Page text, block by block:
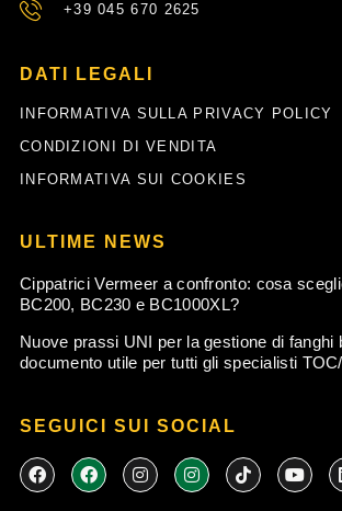
+39 045 670 2625
DATI LEGALI
INFORMATIVA SULLA PRIVACY POLICY
CONDIZIONI DI VENDITA
INFORMATIVA SUI COOKIES
ULTIME NEWS
Cippatrici Vermeer a confronto: cosa
BC200, BC230 e BC1000XL?
Nuove prassi UNI per la gestione di fanghi
documento utile per tutti gli specialisti
SEGUICI SUI SOCIAL
F
a
c
F
a
c
I
n
s
I
n
s
T
i
k
Y
o
u